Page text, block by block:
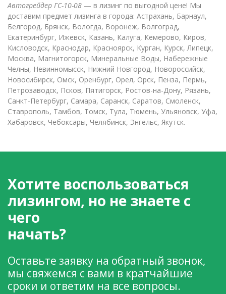
Автогрейдер ГС-10-08 — в лизинг по выгодной цене! Мы
доставим предмет лизинга в города: Астрахань, Барнаул,
Белгород, Брянск, Вологда, Воронеж, Волгоград,
Екатеринбург, Ижевск, Казань, Калуга, Кемерово, Киров,
Кисловодск, Краснодар, Красноярск, Курган, Курск, Липецк,
Москва, Магнитогорск, Минеральные Воды, Набережные
Челны, Невинномысск, Нижний Новгород, Новороссийск,
Новосибирск, Омск, Оренбург, Орел, Орск, Пенза, Пермь,
Петрозаводск, Псков, Пятигорск, Ростов-на-Дону, Рязань,
Санкт-Петербург, Самара, Саранск, Саратов, Смоленск,
Ставрополь, Тамбов, Томск, Тула, Тюмень, Ульяновск, Уфа,
Хабаровск, Чебоксары, Челябинск, Энгельс, Якутск.
Хотите воспользоваться
лизингом, но не знаете с
чего
начать?
Оставьте заявку на обратный звонок,
мы свяжемся с вами в кратчайшие
сроки и ответим на все вопросы.